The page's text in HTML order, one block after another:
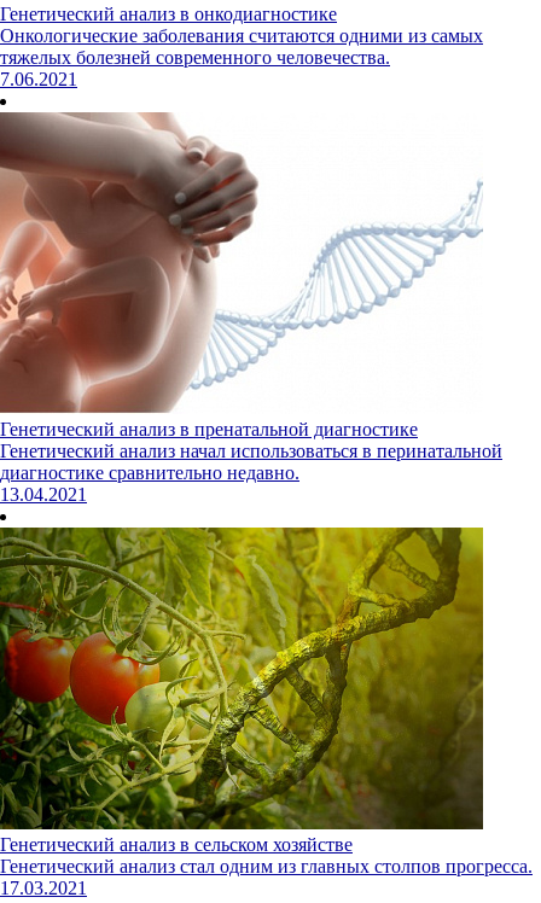
Генетический анализ в онкодиагностике
Онкологические заболевания считаются одними из самых
тяжелых болезней современного человечества.
7.06.2021
Генетический анализ в пренатальной диагностике
Генетический анализ начал использоваться в перинатальной
диагностике сравнительно недавно.
13.04.2021
Генетический анализ в сельском хозяйстве
Генетический анализ стал одним из главных столпов прогресса.
17.03.2021